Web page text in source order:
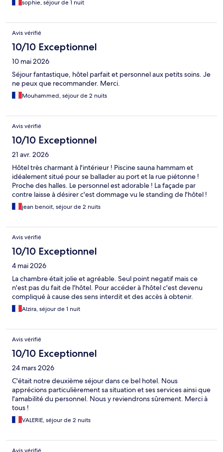
sophie, séjour de 1 nuit
Avis vérifié
10/10 Exceptionnel
10 mai 2026
Séjour fantastique, hôtel parfait et personnel aux petits soins. Je
ne peux que recommander. Merci.
Mouhammed, séjour de 2 nuits
Avis vérifié
10/10 Exceptionnel
21 avr. 2026
Hôtel très charmant à l'intérieur ! Piscine sauna hammam et
idéalement situé pour se ballader au port et la rue piétonne !
Proche des halles. Le personnel est adorable ! La façade par
contre laisse à désirer c'est dommage vu le standing de l'hôtel !
jean benoit, séjour de 2 nuits
Avis vérifié
10/10 Exceptionnel
4 mai 2026
La chambre était jolie et agréable. Seul point negatif mais ce
n'est pas du fait de l'hôtel. Pour accéder à l'hôtel c'est devenu
compliqué à cause des sens interdit et des accès à obtenir.
Alzira, séjour de 1 nuit
Avis vérifié
10/10 Exceptionnel
24 mars 2026
C'était notre deuxième séjour dans ce bel hotel. Nous
apprécions particulièrement sa situation et ses services ainsi que
l'amabilité du personnel. Nous y reviendrons sûrement. Merci à
tous !
VALERIE, séjour de 2 nuits
Avis vérifié